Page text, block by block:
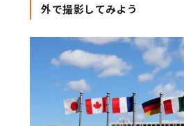
外で撮影してみよう